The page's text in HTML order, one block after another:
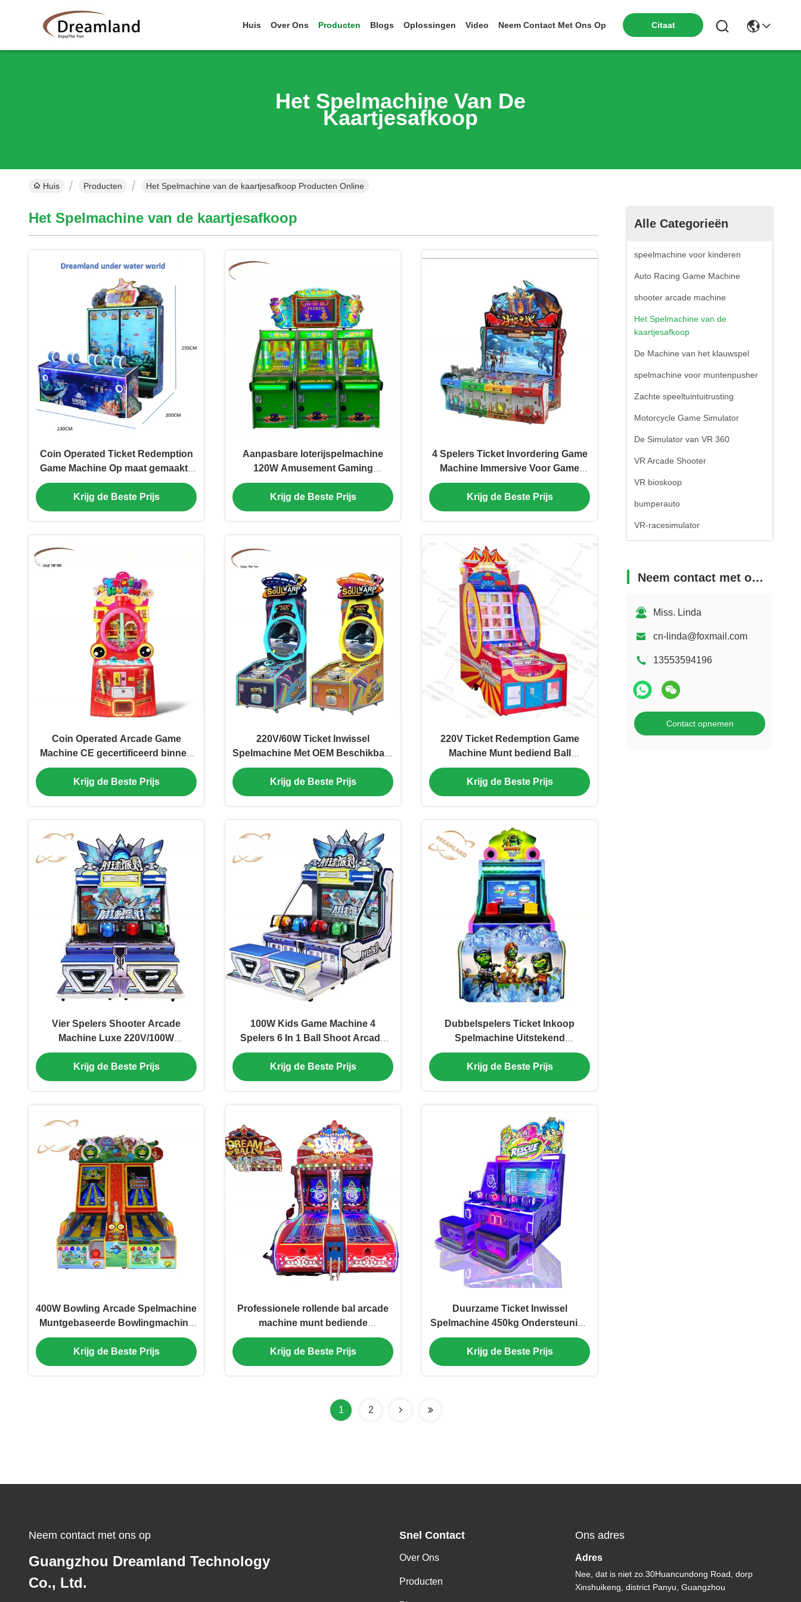
Huis Over Ons Producten Blogs Oplossingen Video Neem Contact Met Ons Op Citaat
Het Spelmachine Van De
Kaartjesafkoop
Huis Producten Het Spelmachine van de kaartjesafkoop Producten Online
Alle Categorieën
speelmachine voor kinderen
Auto Racing Game Machine
shooter arcade machine
Het Spelmachine van de
kaartjesafkoop
De Machine van het klauwspel
spelmachine voor muntenpusher
Zachte speeltuintuitrusting
Motorcycle Game Simulator
De Simulator van VR 360
VR Arcade Shooter
VR bioskoop
bumperauto
VR-racesimulator
Neem contact met ons op
Miss. Linda
cn-linda@foxmail.com
13553594196
Contact opnemen
Het Spelmachine van de kaartjesafkoop
Coin Operated Ticket Redemption
Game Machine Op maat gemaakte
ondersteuning ODM OEM
Krijg de Beste Prijs
Aanpasbare loterijspelmachine
120W Amusement Gaming
Machines
Krijg de Beste Prijs
4 Spelers Ticket Invordering Game
Machine Immersive Voor Game
Room
Krijg de Beste Prijs
Coin Operated Arcade Game
Machine CE gecertificeerd binnen
met dubbele hamer
Krijg de Beste Prijs
220V/60W Ticket Inwissel
Spelmachine Met OEM Beschikbaar
300kg
Krijg de Beste Prijs
220V Ticket Redemption Game
Machine Munt bediend Ball
Monster Game
Krijg de Beste Prijs
Vier Spelers Shooter Arcade
Machine Luxe 220V/100W
Professionele
Krijg de Beste Prijs
100W Kids Game Machine 4
Spelers 6 In 1 Ball Shoot Arcade
Machine
Krijg de Beste Prijs
Dubbelspelers Ticket Inkoop
Spelmachine Uitstekend
Buitenontwerp
Krijg de Beste Prijs
400W Bowling Arcade Spelmachine
Muntgebaseerde Bowlingmachine
Met 42" HD LCD Scherm
Krijg de Beste Prijs
Professionele rollende bal arcade
machine munt bediende
dubbelspelers
Krijg de Beste Prijs
Duurzame Ticket Inwissel
Spelmachine 450kg Ondersteuning
voor Meerdere Talen Voor 4 Spelers
Krijg de Beste Prijs
1 2
Neem contact met ons op
Guangzhou Dreamland Technology
Co., Ltd.
Snel Contact
Over Ons
Producten
Ons adres
Adres
Nee, dat is niet zo.30Huancundong Road, dorp
Xinshuikeng, district Panyu, Guangzhou